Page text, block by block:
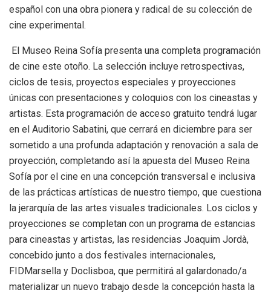
español con una obra pionera y radical de su colección de
cine experimental.
El Museo Reina Sofía presenta una completa programación
de cine este otoño. La selección incluye retrospectivas,
ciclos de tesis, proyectos especiales y proyecciones
únicas con presentaciones y coloquios con los cineastas y
artistas. Esta programación de acceso gratuito tendrá lugar
en el Auditorio Sabatini, que cerrará en diciembre para ser
sometido a una profunda adaptación y renovación a sala de
proyección, completando así la apuesta del Museo Reina
Sofía por el cine en una concepción transversal e inclusiva
de las prácticas artísticas de nuestro tiempo, que cuestiona
la jerarquía de las artes visuales tradicionales. Los ciclos y
proyecciones se completan con un programa de estancias
para cineastas y artistas, las residencias Joaquim Jordà,
concebido junto a dos festivales internacionales,
FIDMarsella y Doclisboa, que permitirá al galardonado/a
materializar un nuevo trabajo desde la concepción hasta la